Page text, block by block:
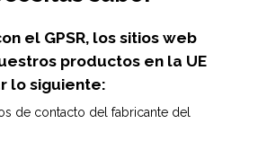
el GPSR, los sitios web
productos en la UE
lo siguiente:
de contacto del fabricante del